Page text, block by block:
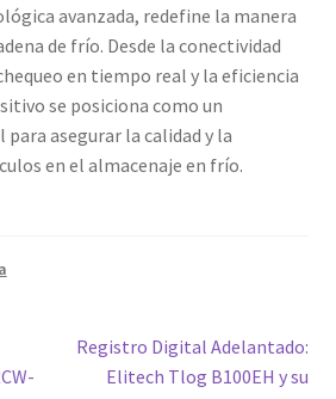
avanzada, redefine la manera
de frío. Desde la conectividad
en tiempo real y la eficiencia
se posiciona como un
asegurar la calidad y la
en el almacenaje en frío.
Siguiente
entrada:
Registro Digital Adelantado:
Elitech Tlog B100EH y su